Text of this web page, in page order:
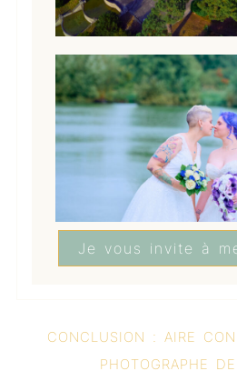
Je vous invite à
CONCLUSION : AIRE
PHOTOGRAPHE